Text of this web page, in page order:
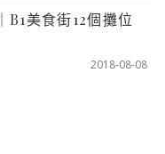
B1美食街12個攤位
2018-08-08